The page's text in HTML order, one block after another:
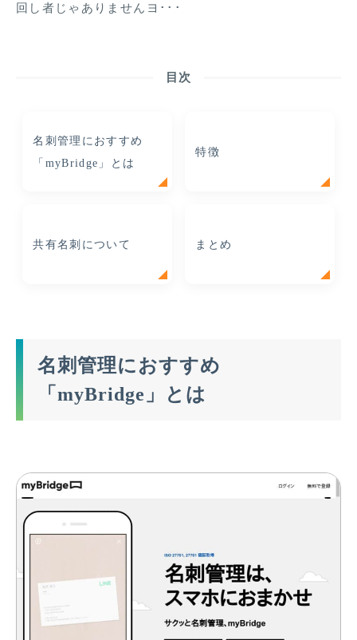
回し者じゃありませんヨ･･･
目次
名刺管理におすすめ
「myBridge」とは
特徴
共有名刺について まとめ
名刺管理におすすめ
「myBridge」とは